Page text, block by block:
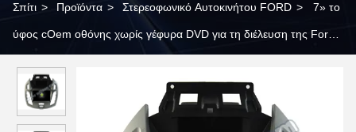
Σπίτι > Προϊόντα > Στερεοφωνικό Αυτοκινήτου FORD > 7» το
ύφος cOem οθόνης χωρίς γέφυρα DVD για τη διέλευση της Ford
2014-2015